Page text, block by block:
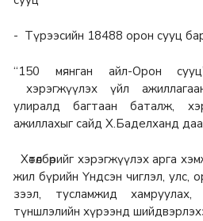
- Түрээсийн 18488 орон сууц
“150 мянган айл-Орон сууц”
хэрэгжүүлэх үйл ажиллагааны
улиралд багтаан баталж,
ажиллахыг сайд Х.Баделханд
Хөтөлбөрийг хэрэгжүүлэх арга
жил бүрийн Үндсэн чиглэл, улс,
зээл, тусламжид хамруулах,
түншлэлийн хүрээнд